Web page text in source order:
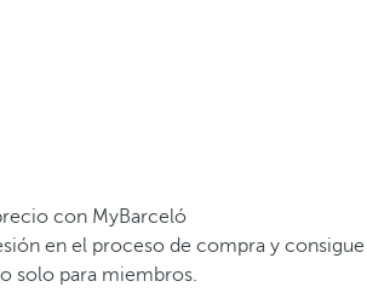
con MyBarceló
en el proceso de compra y consigue
solo para miembros.